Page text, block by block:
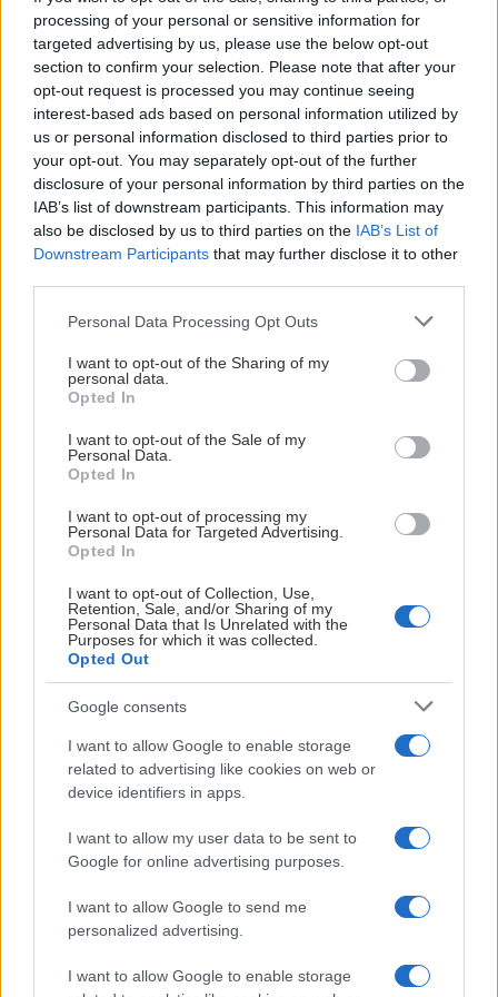
processing of your personal or sensitive information for
targeted advertising by us, please use the below opt-out
section to confirm your selection. Please note that after your
opt-out request is processed you may continue seeing
interest-based ads based on personal information utilized by
us or personal information disclosed to third parties prior to
your opt-out. You may separately opt-out of the further
disclosure of your personal information by third parties on the
IAB’s list of downstream participants. This information may
also be disclosed by us to third parties on the IAB’s List of
Downstream Participants that may further disclose it to other
Please note that this website/app uses one or more Google
not limited to your visit or usage behaviour. You may click to
grant or deny consent to Google and its third-party tags to
use your data for below specified purposes in below Google
consent section.
Personal Data Processing Opt Outs
I want to opt-out of the Sharing of my
personal data.
Opted In
I want to opt-out of the Sale of my
Personal Data.
Opted In
I want to opt-out of processing my
Personal Data for Targeted Advertising.
Opted In
I want to opt-out of Collection, Use,
Retention, Sale, and/or Sharing of my
Personal Data that Is Unrelated with the
Purposes for which it was collected.
Opted Out
Google consents
I want to allow Google to enable storage
related to advertising like cookies on web or
device identifiers in apps.
I want to allow my user data to be sent to
Google for online advertising purposes.
I want to allow Google to send me
personalized advertising.
I want to allow Google to enable storage
kommende sesong, er begge parter enige om at han
trenger regelmessig spilletid for å fortsette utviklingen.
Da det åpnet seg en ny mulighet for Joakim, ble klubben
og spilleren enige om å avslutte den gjeldende
kontrakten. Nidaros Hockey har samtidig bistått ham i
prosessen med å finne en ny klubb. Dette er nå på plass,
og Joakim vil bli presentert av sin nye klubb om kort tid.
Vi håper klubbskiftet gir Joakim verdifull kamperfaring
og gode utviklingsmuligheter.Forhåpentligvis kan han på
et senere tidspunkt vende tilbake til Nidaros Hockey
Felix Kvernstad har valgt å avslutte kontrakten med
Nidaros Hockey for å fortsette karrieren i Sverige. Han
hadde opprinnelig ett år igjen av avtalen med klubben. Vi
takker både Joakim og Felix for innsatsen i Nidaros-
drakten og ønsker dem lykke til videre.
Utviklingskontrakter
Nidaros Hockey var forrige sesong klubben som
egne spillere har alltid stått sentralt i klubben, og det vil
den fortsette å gjøre. Vi har også i år spillere i U20-alder.
Flere av våre juniorspillere er med og konkurrerer om
spilletid på A-laget. I første omgang har klubben signert
nye utviklingskontrakter med Emil Dahl og Emil Hegle. Vi
er glade for at begge ønsker å fortsette utviklingen i
Nidaros Hockey og utfordre om en fast plass på A-laget.
For å skape ytterligere bredde i spillerstallen har
Nidaros Hockey blitt enig med Frisk Asker om et utlån av
Fredrik Vethe Bye. Avtalen gjelder i utgangspunktet ut
sesongen. Fredrik kom til klubben mot slutten av forrige
på og utenfor isen. Vi er svært glade for at Fredrik vender